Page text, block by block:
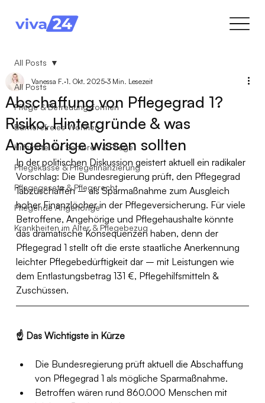
All Posts
Pflege & Betreuungsformen
Barrierefreies Wohnen
Hilfsmittel für Senioren & Pflege
Pflegekasse & Pflegefinanzierung
Pflegegesetz & Pflegerecht
Pflegende Angehörige
Krankheiten im Alter & Pflegebezug
All Posts
Abschaffung von Pflegegrad 1?
Risiko, Hintergründe & was
Angehörige wissen sollten
Vanessa F. 1. Okt. 2025 3 Min. Lesezeit
In der politischen Diskussion geistert aktuell ein radikaler
Vorschlag: Die Bundesregierung prüft, den Pflegegrad
1abzuschaffen – als Sparmaßnahme zum Ausgleich
hoher Finanzlöcher in der Pflegeversicherung. Für viele
Betroffene, Angehörige und Pflegehaushalte könnte
das dramatische Konsequenzen haben, denn der
Pflegegrad 1 stellt oft die erste staatliche Anerkennung
leichter Pflegebedürftigkeit dar – mit Leistungen wie
dem Entlastungsbetrag 131 €, Pflegehilfsmitteln &
Zuschüssen.
☝️ Das Wichtigste in Kürze
Die Bundesregierung prüft aktuell die Abschaffung
von Pflegegrad 1 als mögliche Sparmaßnahme.
Betroffen wären rund 860.000 Menschen mit